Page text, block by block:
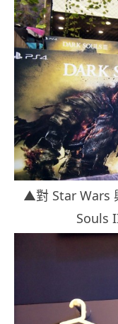
▲對 Star Wars
Souls